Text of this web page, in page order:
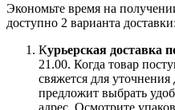
Экономьте время на
доступно 2 варианта доставки:
Курьерская доставка
21.00. Когда товар
свяжется для
предложит выбрать
адрес. Осмотрите